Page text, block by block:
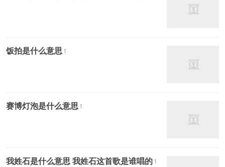
饭拍是什么意思1
赛博灯泡是什么意思1
我姓石是什么意思 我姓石这首歌是谁唱的1